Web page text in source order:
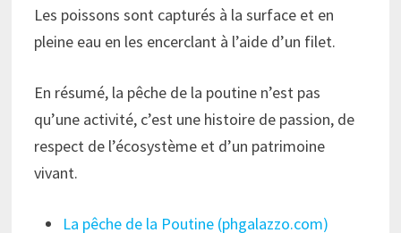
Les poissons sont capturés à la surface et en
pleine eau en les encerclant à l’aide d’un filet.
En résumé, la pêche de la poutine n’est pas
qu’une activité, c’est une histoire de passion, de
respect de l’écosystème et d’un patrimoine
vivant.
La pêche de la Poutine (phgalazzo.com)